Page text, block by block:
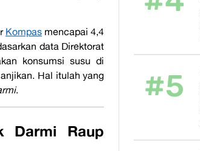
Kompasmencapai 4,4
data Direktorat
konsumsi susu di
Hal itulah yang
.
Darmi Raup
#5